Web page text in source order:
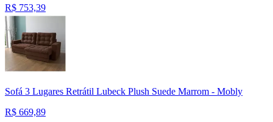
R$ 753,39
Sofá 3 Lugares Retrátil Lubeck Plush Suede Marrom - Mobly
R$ 669,89